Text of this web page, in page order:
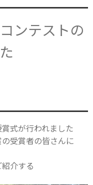
ンテストの
式が行われました
受賞者の皆さんに
介する